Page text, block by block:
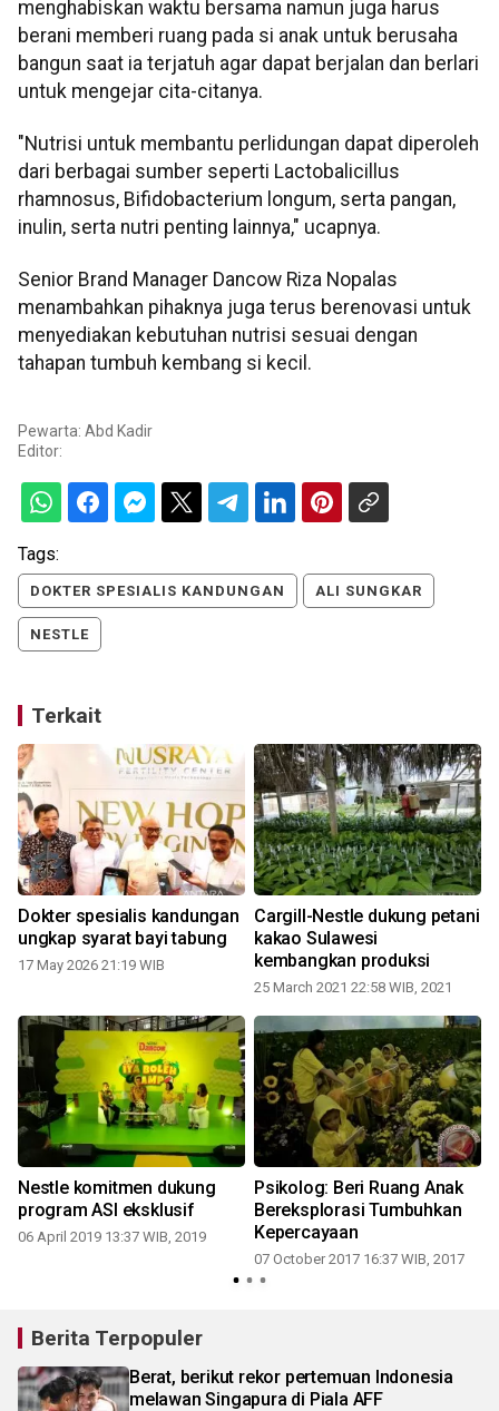
menghabiskan waktu bersama namun juga harus
berani memberi ruang pada si anak untuk berusaha
bangun saat ia terjatuh agar dapat berjalan dan berlari
untuk mengejar cita-citanya.
"Nutrisi untuk membantu perlidungan dapat diperoleh
dari berbagai sumber seperti Lactobalicillus
rhamnosus, Bifidobacterium longum, serta pangan,
inulin, serta nutri penting lainnya," ucapnya.
Senior Brand Manager Dancow Riza Nopalas
menambahkan pihaknya juga terus berenovasi untuk
menyediakan kebutuhan nutrisi sesuai dengan
tahapan tumbuh kembang si kecil.
Pewarta: Abd Kadir
Editor:
Tags:
DOKTER SPESIALIS KANDUNGAN ALI SUNGKAR
NESTLE
Terkait
Dokter spesialis kandungan
ungkap syarat bayi tabung
17 May 2026 21:19 WIB
Cargill-Nestle dukung petani
kakao Sulawesi
kembangkan produksi
25 March 2021 22:58 WIB, 2021
Nestle komitmen dukung
program ASI eksklusif
06 April 2019 13:37 WIB, 2019
Psikolog: Beri Ruang Anak
Bereksplorasi Tumbuhkan
Kepercayaan
07 October 2017 16:37 WIB, 2017
Berita Terpopuler
Berat, berikut rekor pertemuan Indonesia
melawan Singapura di Piala AFF